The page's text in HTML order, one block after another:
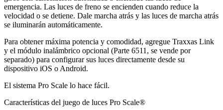
emergencia. Las luces de freno se encienden cuando reduce la
velocidad o se detiene. Dale marcha atrás y las luces de marcha atrás
se iluminarán automáticamente.
Para obtener máxima potencia y comodidad, agregue Traxxas Link
y el módulo inalámbrico opcional (Parte 6511, se vende por
separado) para configurar sus luces directamente desde su
dispositivo iOS o Android.
El sistema Pro Scale lo hace fácil.
Características del juego de luces Pro Scale®